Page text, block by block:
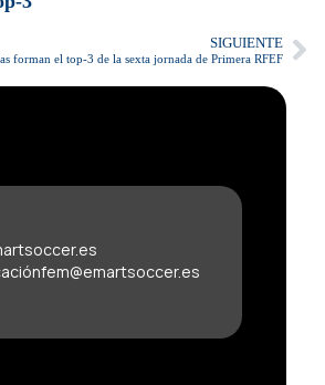
SIGUIENTE
forman el top-3 de la sexta jornada de Primera RFEF